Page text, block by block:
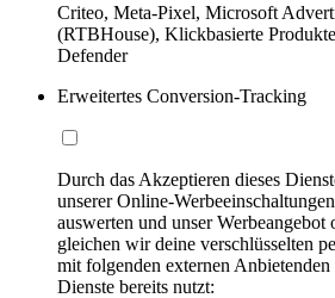
Criteo, Meta-Pixel, Microsoft
(RTBHouse), Klickbasierte
Defender
Erweitertes Conversion-Tracking
Durch das Akzeptieren dieses
unserer Online-
auswerten und unser Werbeangebot
gleichen wir deine verschlüsselten
mit folgenden externen Anbietenden
Dienste bereits nutzt: